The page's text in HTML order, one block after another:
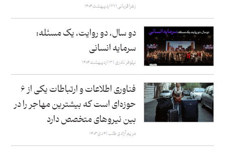
زهرا قربانی ۲۷ اردیبهشت ۱۴۰۴
دو سال، دو روایت، یک مسئله:
سرمایه انسانی
نیلوفر نادری ۱۳ اردیبهشت ۱۴۰۴
فناوری اطلاعات و ارتباطات یکی از ۶
حوزه‌ای است که بیشترین مهاجر را در
بین نیروهای متخصص دارد
مریم آزادی طلب ۴ دی ۱۴۰۳